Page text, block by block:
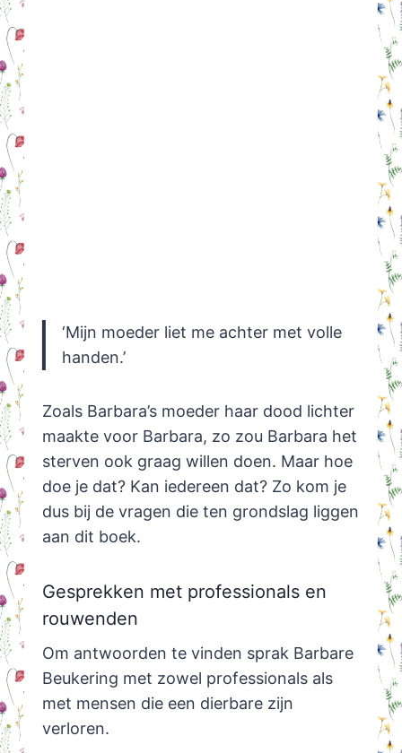
‘Mijn moeder liet me achter met volle
handen.’
Zoals Barbara’s moeder haar dood lichter
maakte voor Barbara, zo zou Barbara het
sterven ook graag willen doen. Maar hoe
doe je dat? Kan iedereen dat? Zo kom je
dus bij de vragen die ten grondslag liggen
aan dit boek.
Gesprekken met professionals en
rouwenden
Om antwoorden te vinden sprak Barbare
Beukering met zowel professionals als
met mensen die een dierbare zijn
verloren.